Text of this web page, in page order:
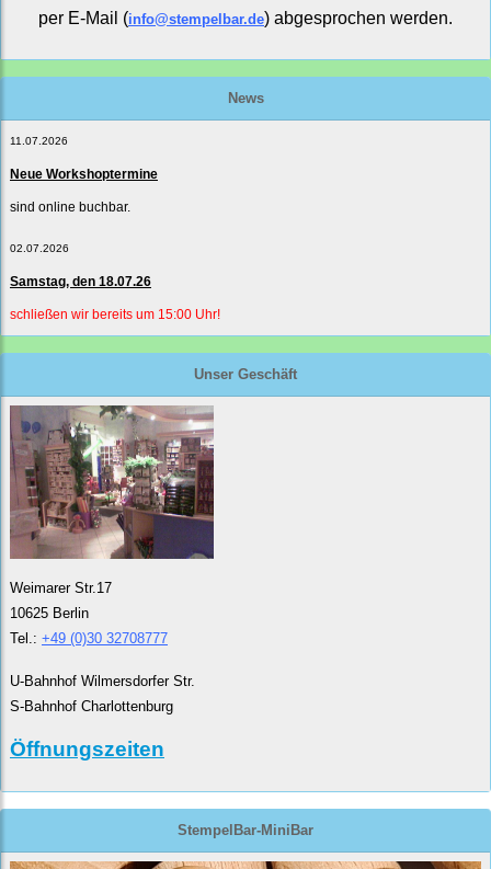
per E-Mail (info@stempelbar.de) abgesprochen werden.
News
11.07.2026
Neue Workshoptermine
sind online buchbar.
02.07.2026
Samstag, den 18.07.26
schließen wir bereits um 15:00 Uhr!
Unser Geschäft
Weimarer Str.17
10625 Berlin
Tel.: +49 (0)30 32708777
U-Bahnhof Wilmersdorfer Str.
S-Bahnhof Charlottenburg
Öffnungszeiten
StempelBar-MiniBar